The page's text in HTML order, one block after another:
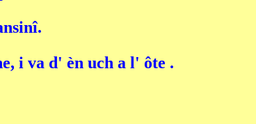
i va d' èn uch a l' ôte .